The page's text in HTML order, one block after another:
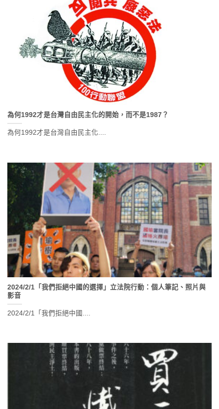
為何1992才是台灣自由民主化的開始，而不是1987？
為何1992才是台灣自由民主化....
2024/2/1「我們拒絕中國的選擇」立法院行動：個人筆記、照片與
影音
2024/2/1「我們拒絕中國....